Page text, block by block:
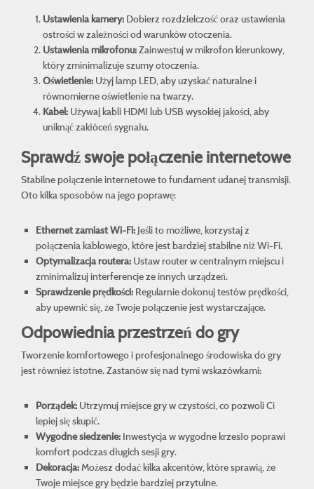
Ustawienia kamery:Dobierz rozdzielczość oraz ustawienia
ostrości w zależności od warunków otoczenia.
Ustawienia mikrofonu:Zainwestuj w mikrofon kierunkowy,
który zminimalizuje szumy otoczenia.
Oświetlenie:Użyj lamp LED, aby uzyskać naturalne i
równomierne oświetlenie na twarzy.
Kabel:Używaj kabli HDMI lub USB wysokiej jakości, aby
uniknąć zakłóceń sygnału.
Sprawdź swoje połączenie internetowe
Stabilne połączenie internetowe to fundament udanej transmisji.
Oto kilka sposobów na jego poprawę:
Ethernet zamiast Wi-Fi: Jeśli to możliwe, korzystaj z
połączenia kablowego, które jest bardziej stabilne niż Wi-Fi.
Optymalizacja routera: Ustaw router w centralnym miejscu i
zminimalizuj interferencje ze innych urządzeń.
Sprawdzenie prędkości: Regularnie dokonuj testów prędkości,
aby upewnić się, że Twoje połączenie jest wystarczające.
Odpowiednia przestrzeń do gry
Tworzenie komfortowego i profesjonalnego środowiska do gry
jest również istotne. Zastanów się nad tymi wskazówkami:
Porządek: Utrzymuj miejsce gry w czystości, co pozwoli Ci
lepiej się skupić.
Wygodne siedzenie: Inwestycja w wygodne krzesło poprawi
komfort podczas długich sesji gry.
Dekoracja:Możesz dodać kilka akcentów, które sprawią, że
Twoje miejsce gry będzie bardziej przytulne.